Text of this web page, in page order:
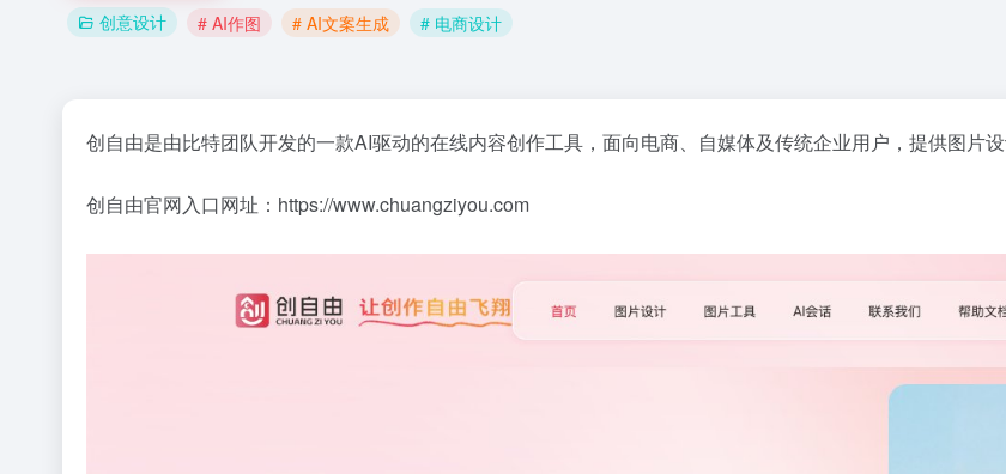
创意设计 # AI作图 # AI文案生成 # 电商设计
创自由是由比特团队开发的一款AI驱动的在线内容创作工具，面向电商、自媒体及传统企业用户，提供图片
创自由官网入口网址：https://www.chuangziyou.com